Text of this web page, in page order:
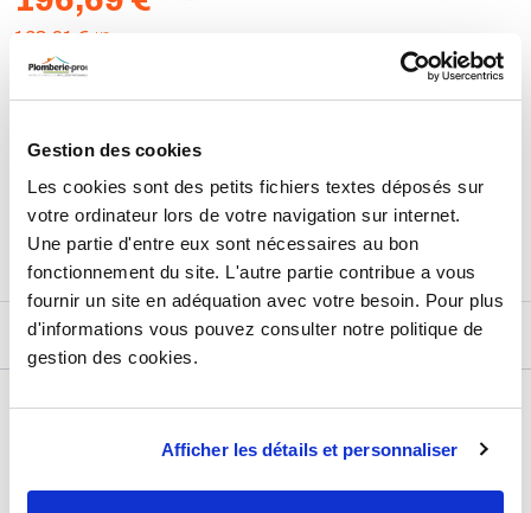
Gestion des cookies
Les cookies sont des petits fichiers textes déposés sur
votre ordinateur lors de votre navigation sur internet.
Une partie d'entre eux sont nécessaires au bon
fonctionnement du site. L'autre partie contribue a vous
fournir un site en adéquation avec votre besoin. Pour plus
d'informations vous pouvez consulter notre politique de
gestion des cookies.
Afficher les détails et personnaliser
163,91 € HT
Retours et échanges jusqu'à 90 jours
En savoir plus
DESCRIPTIF
Vide
Marque Presto